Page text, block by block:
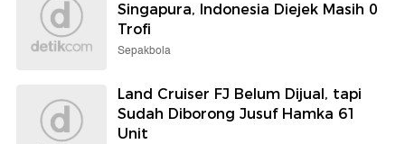
Singapura, Indonesia Diejek Masih 0
Trofi
Sepakbola
Land Cruiser FJ Belum Dijual, tapi
Sudah Diborong Jusuf Hamka 61
Unit